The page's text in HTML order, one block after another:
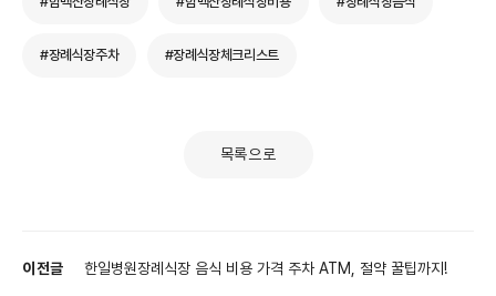
#장례식장주차 #장례식장체크리스트
목록으로
이전글 한일병원장례식장 음식 비용 가격 주차 ATM, 절약 꿀팁까지!